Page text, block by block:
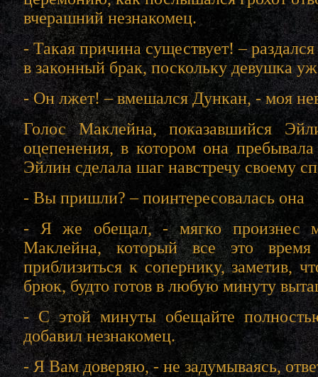
вчерашний незнакомец.
- Такая причина существует! –
в законный брак, поскольку девушка
- Он лжет! – вмешался Дункан, - моя
Голос Маклейна, показавшийся
оцепенения, в котором она
Эйлин сделала шаг навстречу своему
- Вы пришли? – поинтересовалась она
- Я же обещал, - мягко произнес
Маклейна, который все это время
приблизиться к сопернику, заметив,
брюк, будто готов в любую минуту
- С этой минуты обещайте
добавил незнакомец.
- Я Вам доверяю, - не задумываясь,